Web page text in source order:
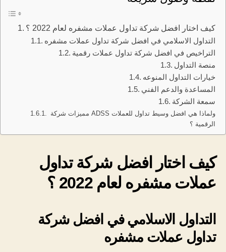
كيف اختار افضل شركة تداول عملات مشفره لعام 2022 ؟
التداول الاسلامي في افضل شركة تداول عملات مشفره
التراخيص في افضل شركة تداول عملات رقمية
منصة التداول
خيارات التداول المنوعه
المساعدة والدعم الفني
سمعة الشركة
مميزات شركة ADSS ولماذا هي افضل وسيط تداول للعملات
الرقمية ؟
كيف اختار افضل شركة تداول
عملات مشفره لعام 2022 ؟
التداول الاسلامي في افضل شركة
تداول عملات مشفره